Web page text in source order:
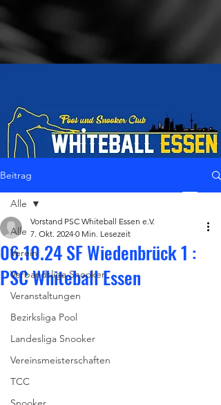
LiveStream
Beitrag
Alle
Verein
Verbandsliga Snooker
Veranstaltungen
Bezirksliga Pool
Landesliga Snooker
Vereinsmeisterschaften
TCC
Alle
06.10.24 SF Wiedenbrück 1 :
PSC Whiteball Essen
Vorstand PSC Whiteball Essen e.V.
7. Okt. 2024 0 Min. Lesezeit